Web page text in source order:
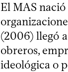
El MAS
(2006) llegó
obreros,
ideológica o